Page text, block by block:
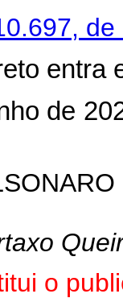
entra
de
o